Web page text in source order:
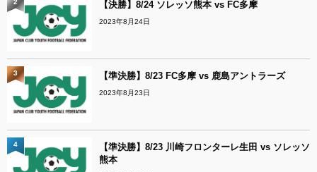
【決勝】8/24 ソレッソ熊本 vs FC多摩
2023年8月24日
2
【準決勝】8/23 FC多摩 vs 鹿島アントラーズ
2023年8月23日
3
【準決勝】8/23 川崎フロンターレ生田 vs ソレッソ
熊本
4